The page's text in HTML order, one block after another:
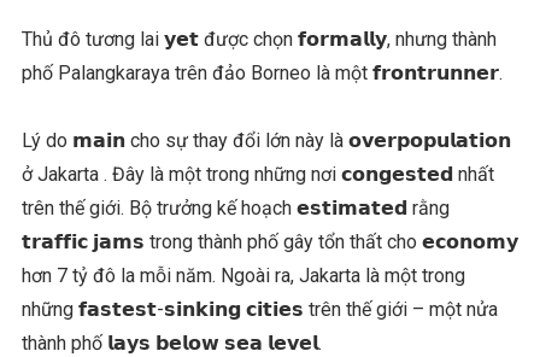
Thủ đô tương lai 𝘆𝗲𝘁 được chọn 𝗳𝗼𝗿𝗺𝗮𝗹𝗹𝘆, nhưng thành
phố Palangkaraya trên đảo Borneo là một 𝗳𝗿𝗼𝗻𝘁𝗿𝘂𝗻𝗻𝗲𝗿.
Lý do 𝗺𝗮𝗶𝗻 cho sự thay đổi lớn này là 𝗼𝘃𝗲𝗿𝗽𝗼𝗽𝘂𝗹𝗮𝘁𝗶𝗼𝗻
ở Jakarta . Đây là một trong những nơi 𝗰𝗼𝗻𝗴𝗲𝘀𝘁𝗲𝗱 nhất
trên thế giới. Bộ trưởng kế hoạch 𝗲𝘀𝘁𝗶𝗺𝗮𝘁𝗲𝗱 rằng
𝘁𝗿𝗮𝗳𝗳𝗶𝗰 𝗷𝗮𝗺𝘀 trong thành phố gây tổn thất cho 𝗲𝗰𝗼𝗻𝗼𝗺𝘆
hơn 7 tỷ đô la mỗi năm. Ngoài ra, Jakarta là một trong
những 𝗳𝗮𝘀𝘁𝗲𝘀𝘁-𝘀𝗶𝗻𝗸𝗶𝗻𝗴 𝗰𝗶𝘁𝗶𝗲𝘀 trên thế giới – một nửa
thành phố 𝗹𝗮𝘆𝘀 𝗯𝗲𝗹𝗼𝘄 𝘀𝗲𝗮 𝗹𝗲𝘃𝗲𝗹.